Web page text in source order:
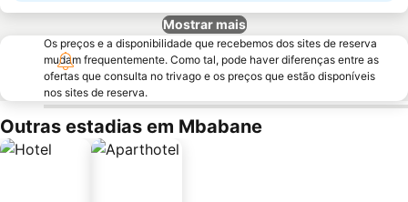
Mostrar mais
Os preços e a disponibilidade que recebemos dos sites de reserva
mudam frequentemente. Como tal, pode haver diferenças entre as
ofertas que consulta no trivago e os preços que estão disponíveis
nos sites de reserva.
Outras estadias em Mbabane